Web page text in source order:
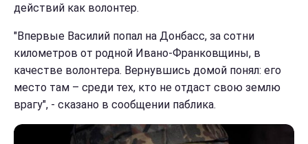
действий как волонтер.
"Впервые Василий попал на Донбасс, за сотни
километров от родной Ивано-Франковщины, в
качестве волонтера. Вернувшись домой понял: его
место там – среди тех, кто не отдаст свою землю
врагу", - сказано в сообщении паблика.